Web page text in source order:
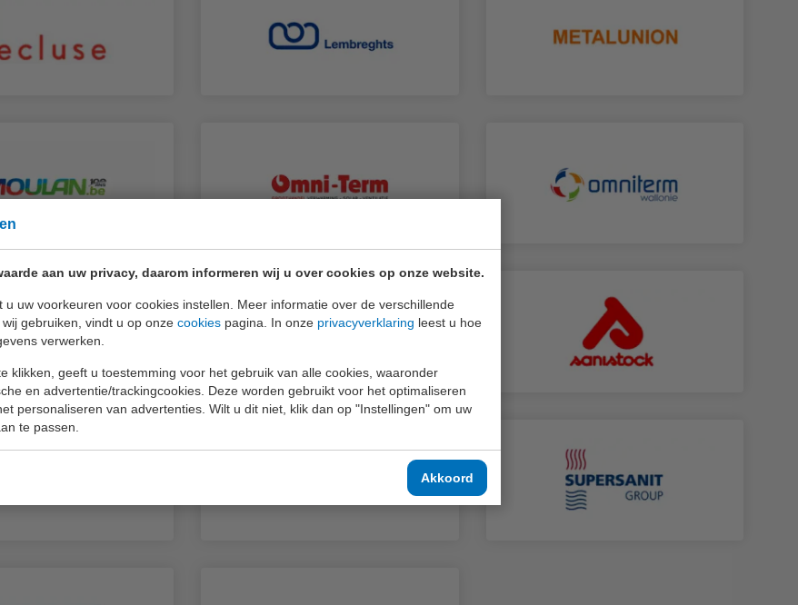
aan uw privacy, daarom informeren wij u over cookies op onze website.
u uw voorkeuren voor cookies instellen. Meer informatie over de verschillende
gebruiken, vindt u op onze cookies pagina. In onze privacyverklaring leest u hoe
verwerken.
klikken, geeft u toestemming voor het gebruik van alle cookies, waaronder
en advertentie/trackingcookies. Deze worden gebruikt voor het optimaliseren
personaliseren van advertenties. Wilt u dit niet, klik dan op "Instellingen" om uw
te passen.
Akkoord